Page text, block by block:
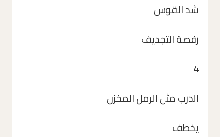
شد القوس
رقصة التجديف
4
الدرب مثل الرمل المخزن
يخطف